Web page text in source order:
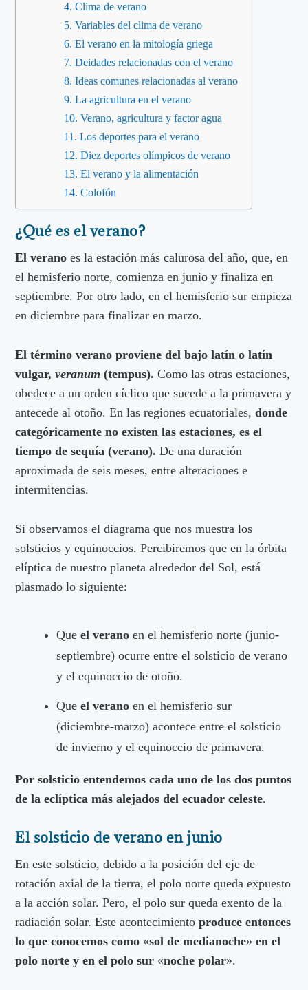
Clima de verano
Variables del clima de verano
El verano en la mitología griega
Deidades relacionadas con el verano
Ideas comunes relacionadas al verano
La agricultura en el verano
Verano, agricultura y factor agua
Los deportes para el verano
Diez deportes olímpicos de verano
El verano y la alimentación
Colofón
¿Qué es el verano?
El verano es la estación más calurosa del año, que, en
el hemisferio norte, comienza en junio y finaliza en
septiembre. Por otro lado, en el hemisferio sur empieza
en diciembre para finalizar en marzo.
El término verano proviene del bajo latín o latín
vulgar,veranum (tempus). Como las otras estaciones,
obedece a un orden cíclico que sucede a la primavera y
antecede al otoño. En las regiones ecuatoriales,donde
categóricamente no existen las estaciones, es el
tiempo de sequía (verano). De una duración
aproximada de seis meses, entre alteraciones e
intermitencias.
Si observamos el diagrama que nos muestra los
solsticios y equinoccios. Percibiremos que en la órbita
elíptica de nuestro planeta alrededor del Sol, está
plasmado lo siguiente:
Queel verano en el hemisferio norte (junio-
septiembre) ocurre entre el solsticio de verano
y el equinoccio de otoño.
Queel verano en el hemisferio sur
(diciembre-marzo) acontece entre el solsticio
de invierno y el equinoccio de primavera.
Por solsticio entendemos cada uno de los dos puntos
de la eclíptica más alejados del ecuador celeste.
El solsticio de verano en junio
En este solsticio, debido a la posición del eje de
rotación axial de la tierra, el polo norte queda expuesto
a la acción solar. Pero, el polo sur queda exento de la
radiación solar. Este acontecimientoproduce entonces
lo que conocemos como «sol de medianoche» en el
polo norte y en el polo sur «noche polar».